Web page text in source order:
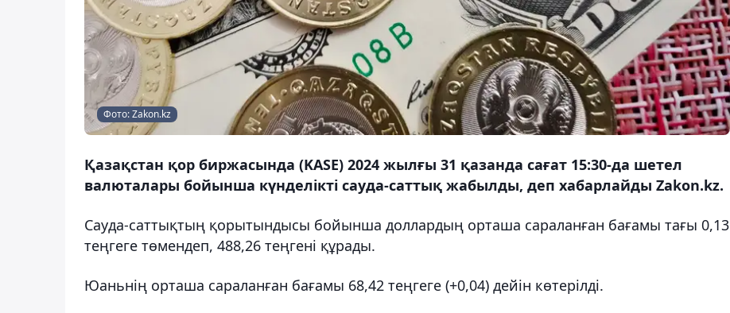
Фото: Zakon.kz
Қазақстан қор биржасында (KASE) 2024 жылғы 31 қазанда сағат 15:30-да шетел
валюталары бойынша күнделікті сауда-саттық жабылды, деп хабарлайды Zakon.kz.
Сауда-саттықтың қорытындысы бойынша доллардың орташа сараланған бағамы тағы 0,13
теңгеге төмендеп, 488,26 теңгені құрады.
Юаньнің орташа сараланған бағамы 68,42 теңгеге (+0,04) дейін көтерілді.